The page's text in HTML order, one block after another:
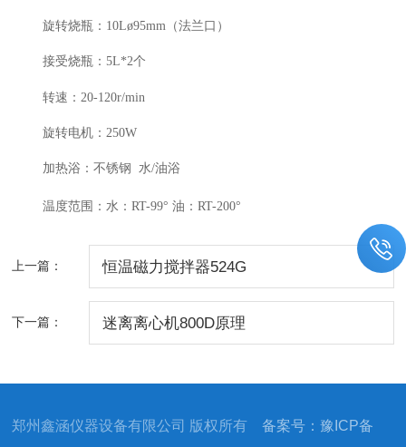
旋转烧瓶：10Lø95mm（法兰口）
接受烧瓶：5L*2个
转速：20-120r/min
旋转电机：250W
加热浴：不锈钢 水/油浴
温度范围：水：RT-99° 油：RT-200°
上一篇： 恒温磁力搅拌器524G
下一篇： 迷离离心机800D原理
郑州鑫涵仪器设备有限公司 版权所有备案号：豫ICP备